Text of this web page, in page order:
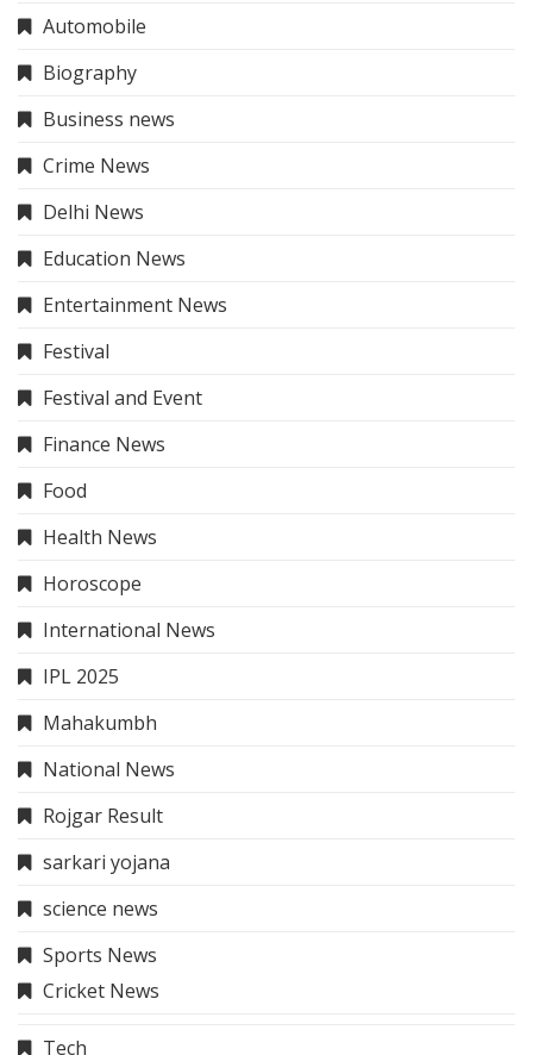
Delhi News
Education News
Entertainment News
Festival
Festival and Event
Finance News
Food
Health News
Horoscope
International News
IPL 2025
Mahakumbh
National News
Rojgar Result
sarkari yojana
science news
Sports News
Tech
trending
Trip & Travel
Trip & Travel
Uncategorized